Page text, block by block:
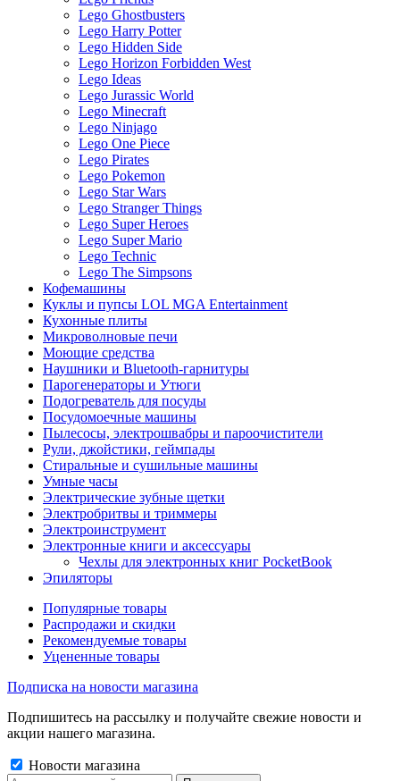
Lego Ghostbusters
Lego Harry Potter
Lego Hidden Side
Lego Horizon Forbidden West
Lego Ideas
Lego Jurassic World
Lego Minecraft
Lego Ninjago
Lego One Piece
Lego Pirates
Lego Pokemon
Lego Star Wars
Lego Stranger Things
Lego Super Heroes
Lego Super Mario
Lego Technic
Lego The Simpsons
Кофемашины
Куклы и пупсы LOL MGA Entertainment
Кухонные плиты
Микроволновые печи
Моющие средства
Наушники и Bluetooth-гарнитуры
Парогенераторы и Утюги
Подогреватель для посуды
Посудомоечные машины
Пылесосы, электрошвабры и пароочистители
Рули, джойстики, геймпады
Стиральные и сушильные машины
Умные часы
Электрические зубные щетки
Электробритвы и триммеры
Электроинструмент
Электронные книги и аксессуары
Чехлы для электронных книг PocketBook
Эпиляторы
Популярные товары
Распродажи и скидки
Рекомендуемые товары
Уцененные товары
Подписка на новости магазина
Подпишитесь на рассылку и получайте свежие новости и
акции нашего магазина.
Новости магазина